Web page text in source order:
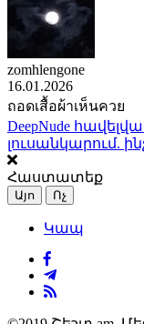
zomhlengone
16.01.2026
ถอดเสื้อผ้าเห็นควย
DeepNude
լուսանկարում.
Հաստատեք
Այո Ոչ
Կապ